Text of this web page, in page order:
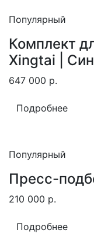
Популярный
Комплект
Xingtai |
647 000 р.
Подробнее
Популярный
Пресс-
210 000 р.
Подробнее